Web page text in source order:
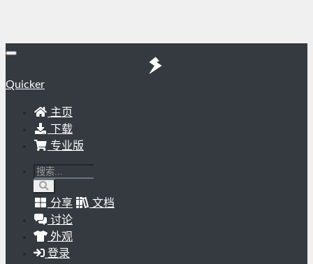
Quicker
主页
下载
专业版
分享
文档
讨论
外观
登录